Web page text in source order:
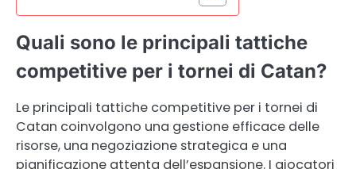
Quali sono le principali tattiche
competitive per i tornei di Catan?
Le principali tattiche competitive per i tornei di
Catan coinvolgono una gestione efficace delle
risorse, una negoziazione strategica e una
pianificazione attenta dell’espansione. I giocatori